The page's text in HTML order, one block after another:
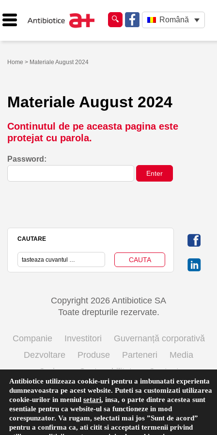
Română
Home > Materiale August 2024
Materiale August 2024
Continutul de pe aceasta pagina este
protejat cu parola.
Password:
CAUTARE
Copyright 2026 Antibiotice SA
Toate drepturile rezervate.
Companie Investitori
Guvernanță corporativă
Dezvoltare
Produse Parteneri
Media
Cariere
Sustenabilitate
Contact
Termeni si conditii de utilizare
Politica cookie
Prelucrarea datelor cu caracter personal
Antibiotice utilizeaza cookie-uri pentru a imbunatati experienta
dumneavoastra pe acest website. Puteti sa customizati utilizarea
cookie-urilor in meniul setari, insa, o parte dintre acestea sunt
esentiale pentru ca website-ul sa functioneze in mod
corespunzator. Va rugam, selectati mai jos ”Sunt de acord”
pentru a confirma ca, ati citit si acceptati termenii privind